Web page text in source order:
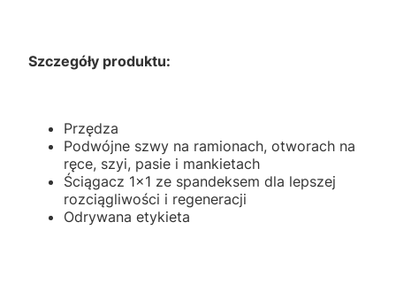
Szczegóły produktu:
Przędza
Podwójne szwy na ramionach, otworach na
ręce, szyi, pasie i mankietach
Ściągacz 1x1 ze spandeksem dla lepszej
rozciągliwości i regeneracji
Odrywana etykieta